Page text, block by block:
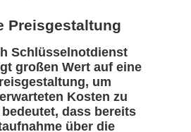
Preisgestaltung
Schlüsselnotdienst
großen Wert auf eine
um
Kosten zu
dass bereits
über die